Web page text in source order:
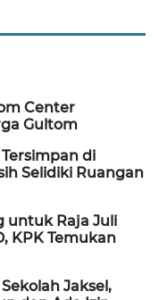
Center
Gultom
di
Selidiki Ruangan
untuk Raja Juli
KPK Temukan
Jaksel,